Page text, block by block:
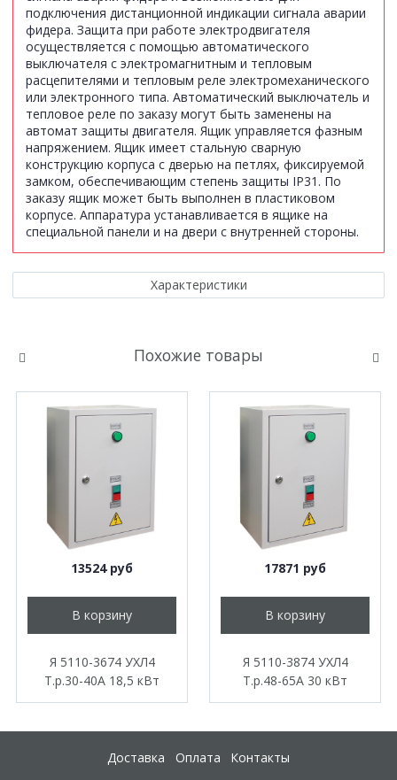
подключения дистанционной индикации сигнала аварии
фидера. Защита при работе электродвигателя
осуществляется с помощью автоматического
выключателя с электромагнитным и тепловым
расцепителями и тепловым реле электромеханического
или электронного типа. Автоматический выключатель и
тепловое реле по заказу могут быть заменены на
автомат защиты двигателя. Ящик управляется фазным
напряжением. Ящик имеет стальную сварную
конструкцию корпуса с дверью на петлях, фиксируемой
замком, обеспечивающим степень защиты IР31. По
заказу ящик может быть выполнен в пластиковом
корпусе. Аппаратура устанавливается в ящике на
специальной панели и на двери с внутренней стороны.
Характеристики
Похожие товары
13524 руб
В корзину
Я 5110-3674 УХЛ4
Т.р.30-40А 18,5 кВт
17871 руб
В корзину
Я 5110-3874 УХЛ4
Т.р.48-65А 30 кВт
Доставка Оплата Контакты